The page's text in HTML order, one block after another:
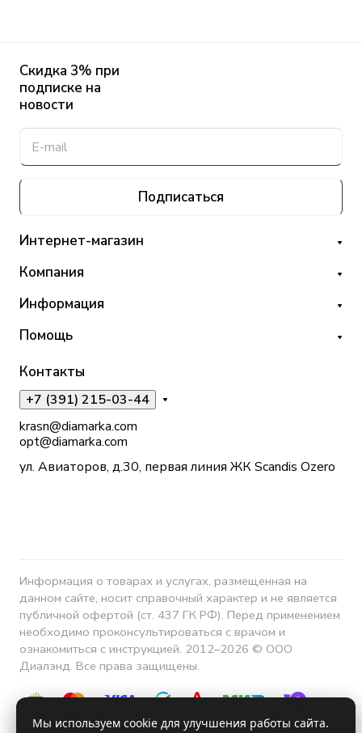
Скидка 3% при
подписке на
новости
Подписаться
Интернет-магазин
Компания
Информация
Помощь
Контакты
+7 (391) 215-03-44
krasn@diamarka.com
opt@diamarka.com
ул. Авиаторов, д.30, первая линия ЖК Scandis Ozero
Информация о товарах и услугах, размещенная на
данном сайте, носит справочный характер и не является
публичной офертой (ст. 437 ГК РФ). Перед применением
необходимо проконсультироваться с врачом и
ознакомиться с инструкцией. 2012–2026 © ООО
Диалэнд. Все права защищены.
Мы используем cookie для улучшения работы сайта.